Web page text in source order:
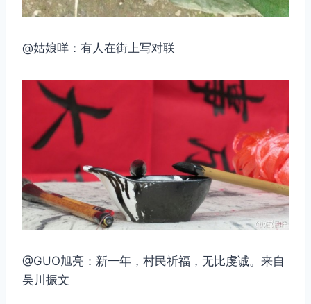
@姑娘咩：有人在街上写对联
@GUO旭亮：新一年，村民祈福，无比虔诚。来自
吴川振文